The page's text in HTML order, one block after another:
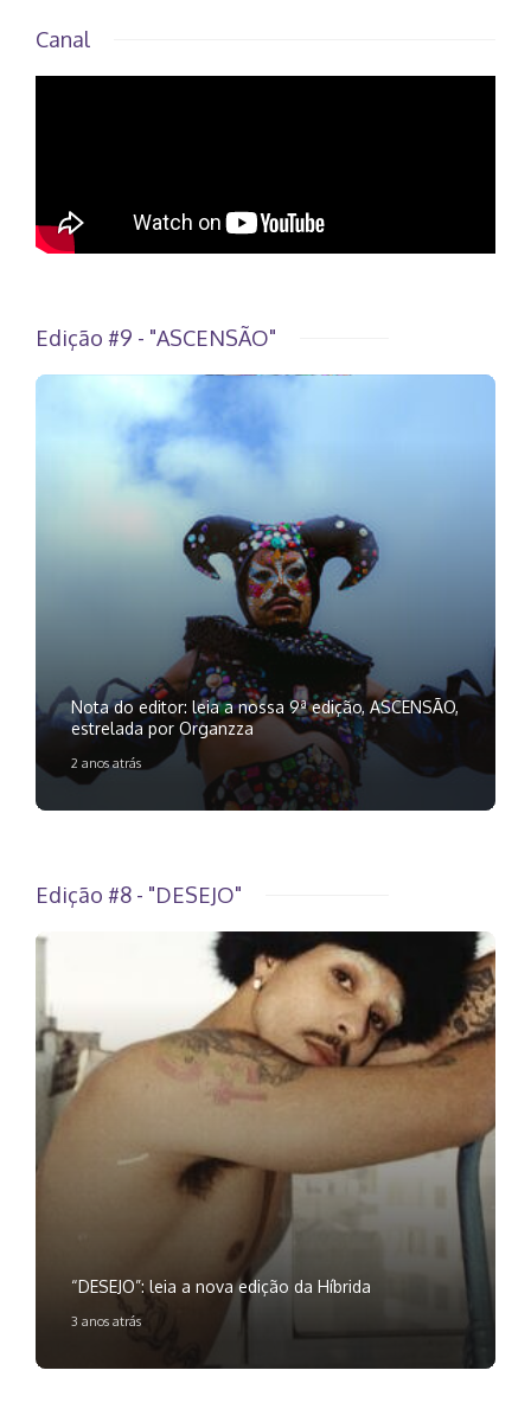
Canal
Edição #9 - "ASCENSÃO"
Nota do editor: leia a nossa 9ª edição, ASCENSÃO,
estrelada por Organzza
2 anos atrás
Edição #8 - "DESEJO"
“DESEJO”: leia a nova edição da Híbrida
3 anos atrás